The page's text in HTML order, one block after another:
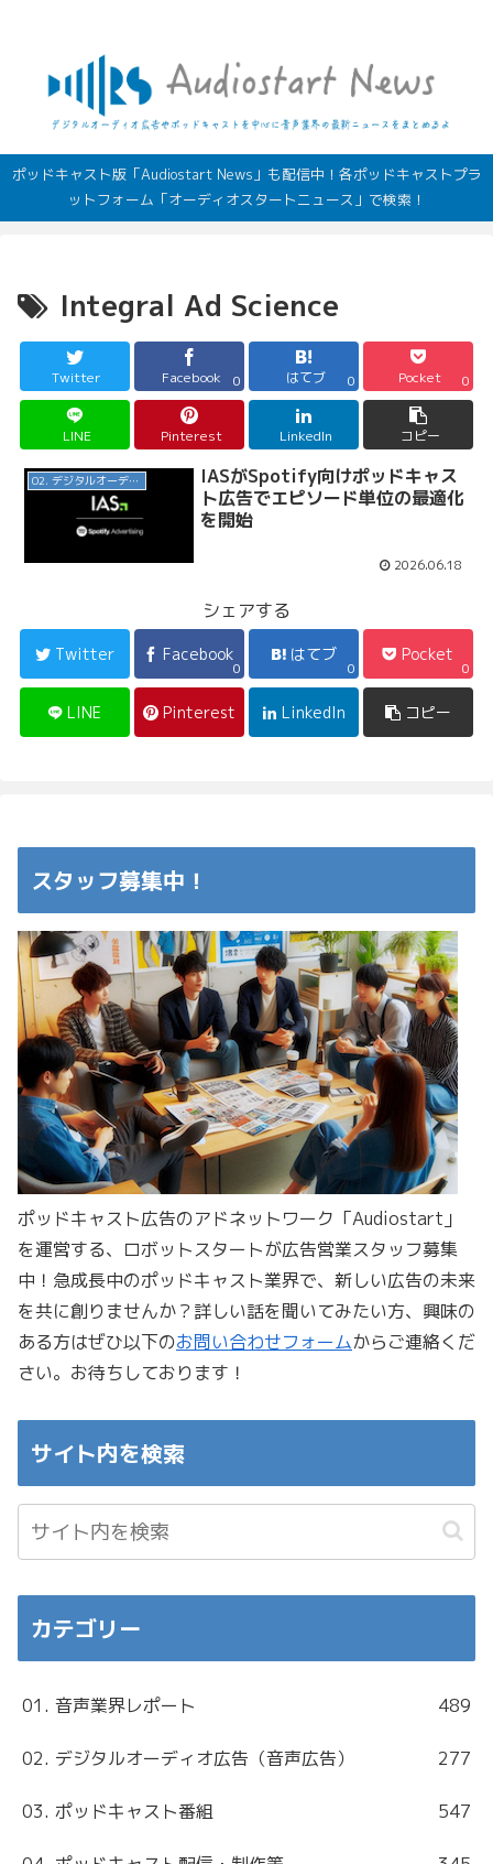
ポッドキャスト版「Audiostart News」も配信中！各ポッドキャストプラ
ットフォーム「オーディオスタートニュース」で検索！
Integral Ad Science
Twitter Facebook 0 はてブ 0 Pocket 0
LINE Pinterest LinkedIn コピー
02. デジタルオーディオ広告（音声広告）
IASがSpotify向けポッドキャス
ト広告でエピソード単位の最適化
を開始
2026.06.18
シェアする
Twitter Facebook
0
はてブ
0
Pocket
0
LINE Pinterest LinkedIn コピー
スタッフ募集中！
ポッドキャスト広告のアドネットワーク「Audiostart」
を運営する、ロボットスタートが広告営業スタッフ募集
中！急成長中のポッドキャスト業界で、新しい広告の未来
を共に創りませんか？詳しい話を聞いてみたい方、興味の
ある方はぜひ以下のお問い合わせフォームからご連絡くだ
さい。お待ちしております！
サイト内を検索
カテゴリー
01. 音声業界レポート 489
02. デジタルオーディオ広告（音声広告） 277
03. ポッドキャスト番組 547